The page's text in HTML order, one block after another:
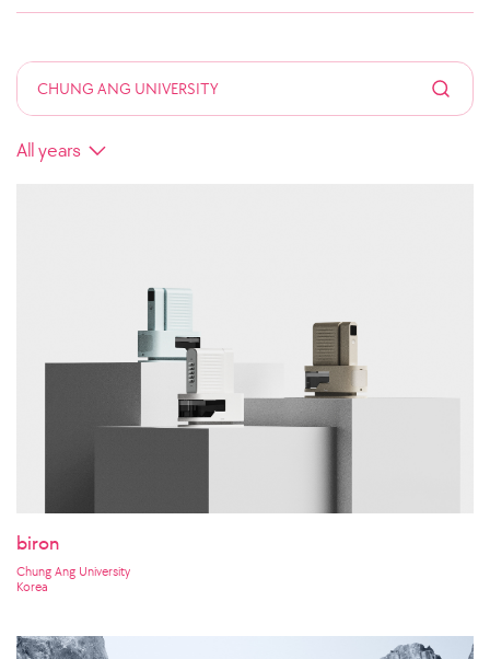
biron
Chung Ang University
Korea